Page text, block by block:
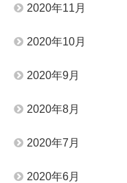
2020年11月
2020年10月
2020年9月
2020年8月
2020年7月
2020年6月